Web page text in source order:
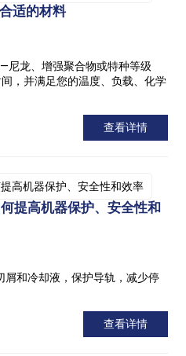
适的材料
尼龙、增强聚合物或特种等级
，并满足您的温度、负载、化学
查看详情
提高机器保护、安全性和
屑和冷却液，保护导轨，减少停
查看详情